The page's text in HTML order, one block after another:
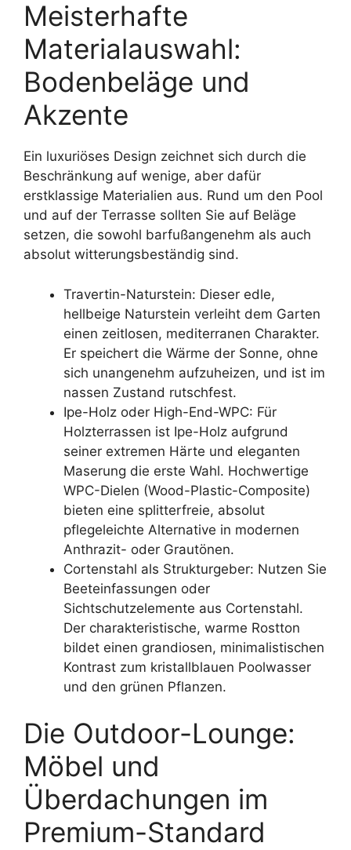
Meisterhafte
Materialauswahl:
Bodenbeläge und
Akzente
Ein luxuriöses Design zeichnet sich durch die
Beschränkung auf wenige, aber dafür
erstklassige Materialien aus. Rund um den Pool
und auf der Terrasse sollten Sie auf Beläge
setzen, die sowohl barfußangenehm als auch
absolut witterungsbeständig sind.
Travertin-Naturstein: Dieser edle,
hellbeige Naturstein verleiht dem Garten
einen zeitlosen, mediterranen Charakter.
Er speichert die Wärme der Sonne, ohne
sich unangenehm aufzuheizen, und ist im
nassen Zustand rutschfest.
Ipe-Holz oder High-End-WPC: Für
Holzterrassen ist Ipe-Holz aufgrund
seiner extremen Härte und eleganten
Maserung die erste Wahl. Hochwertige
WPC-Dielen (Wood-Plastic-Composite)
bieten eine splitterfreie, absolut
pflegeleichte Alternative in modernen
Anthrazit- oder Grautönen.
Cortenstahl als Strukturgeber: Nutzen Sie
Beeteinfassungen oder
Sichtschutzelemente aus Cortenstahl.
Der charakteristische, warme Rostton
bildet einen grandiosen, minimalistischen
Kontrast zum kristallblauen Poolwasser
und den grünen Pflanzen.
Die Outdoor-Lounge:
Möbel und
Überdachungen im
Premium-Standard